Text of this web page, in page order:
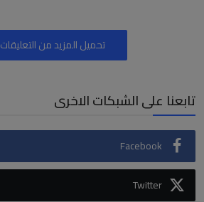
تحميل المزيد من التعليقات
تابعنا على الشبكات الاخرى
Facebook
Twitter